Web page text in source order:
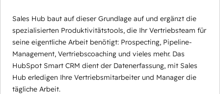
Sales Hub baut auf dieser Grundlage auf und ergänzt die
spezialisierten Produktivitätstools, die Ihr Vertriebsteam für
seine eigentliche Arbeit benötigt: Prospecting, Pipeline-
Management, Vertriebscoaching und vieles mehr. Das
HubSpot Smart CRM dient der Datenerfassung, mit Sales
Hub erledigen Ihre Vertriebsmitarbeiter und Manager die
tägliche Arbeit.